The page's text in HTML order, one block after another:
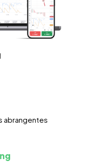
abrangentes